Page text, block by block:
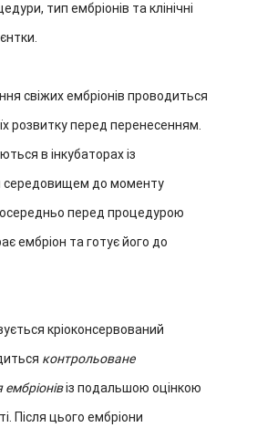
тип ембріонів та клінічні
свіжих ембріонів проводиться
розвитку перед перенесенням.
в інкубаторах із
середовищем до моменту
перед процедурою
ембріон та готує його до
кріоконсервований
контрольоване
із подальшою оцінкою
Після цього ембріони